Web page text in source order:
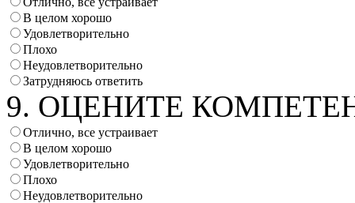
В целом хорошо
Удовлетворительно
Плохо
Неудовлетворительно
Затрудняюсь ответить
9. ОЦЕНИТЕ
Отлично, все устраивает
В целом хорошо
Удовлетворительно
Плохо
Неудовлетворительно